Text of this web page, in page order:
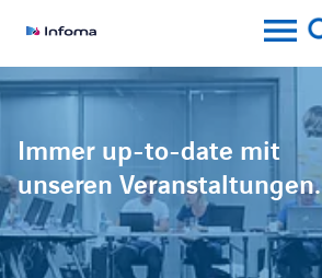
Immer up-to-date mit
unseren Veranstaltungen.